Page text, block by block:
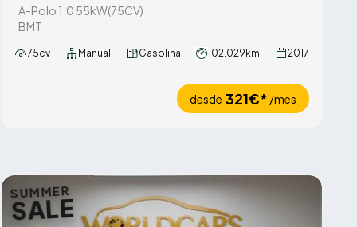
A-Polo 1.0 55kW(75CV)
BMT
75cv Manual Gasolina 102.029km 2017
desde 321€* /mes
SUMMER
SALE